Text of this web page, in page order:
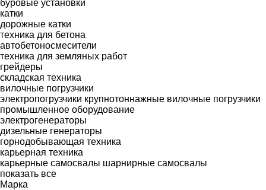
буровые установки
катки
дорожные катки
техника для бетона
автобетоносмесители
техника для земляных работ
грейдеры
складская техника
вилочные погрузчики
электропогрузчики крупнотоннажные вилочные погрузчики
промышленное оборудование
электрогенераторы
дизельные генераторы
горнодобывающая техника
карьерная техника
карьерные самосвалы шарнирные самосвалы
показать все
Марка